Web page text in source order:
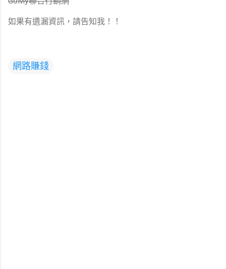
如果有遺漏資訊，請告知我！！
網路賺錢